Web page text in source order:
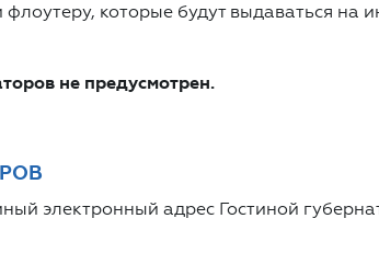
которые будут выдаваться на
не предусмотрен.
электронный адрес Гостиной